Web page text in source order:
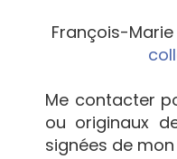
François-
Me contacter
ou originaux
signées de